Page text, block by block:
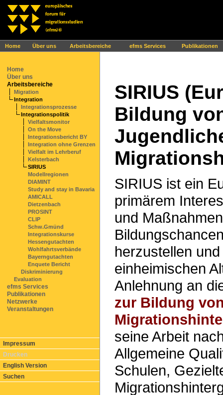
Home Über uns Arbeitsbereiche efms Services Publikationen
Ihr Browser interpretiert leider kein JavaScript!
Home
Über uns
Arbeitsbereiche
Migration
Integration
Integrationsprozesse
Integrationspolitik
Vielfaltsmonitor
On the Move
Integrationsbericht BY
Integration ohne Grenzen
Vielfalt im Lehrberuf
Kelsterbach
SIRIUS
Modellregionen
DIAMINT
Study and stay in Bavaria
AMICALL
Dietzenbach
PROSINT
CLIP
Schw.Gmünd
Integrationskurse
Hessengutachten
Wohlfahrtsverbände
Bayerngutachten
Enquete Bericht
Diskriminierung
Evaluation
efms Services
Publikationen
Netzwerke
Veranstaltungen
Impressum
Drucken
English Version
Suchen
SIRIUS
Bildung
SIRIUS ist ein
primärem
und
herzustellen
einheimischen
Anlehnung an
zur Bildung
seine Arbeit
Allgemeine
Schulen,